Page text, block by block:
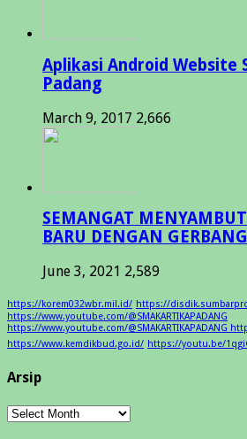
Aplikasi Android Website
Padang
March 9, 2017 2,666
SEMANGAT
BARU DENGAN
June 3, 2021 2,589
https://korem032wbr.mil.id/ https://
https://www.youtube.com/@SMAKARTIKAPADANG
https://www.youtube.com/@SMAKARTIKAPADANG
https://www.kemdikbud.go.id/ https://youtu.be/
Arsip
Arsip